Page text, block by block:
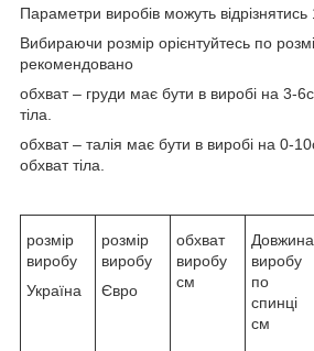
Параметри виробів можуть
Вибираючи розмір орієнтуйтесь по
рекомендовано
обхват – груди має бути в виробі на 3-
тіла.
обхват – талія має бути в виробі на 0-
обхват тіла.
розмір
виробу
Україна
розмір
виробу
Євро
обхват
виробу
см
Довжина
виробу
по
спинці
см